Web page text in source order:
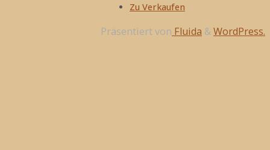
Zu Verkaufen
Präsentiert von Fluida &WordPress.